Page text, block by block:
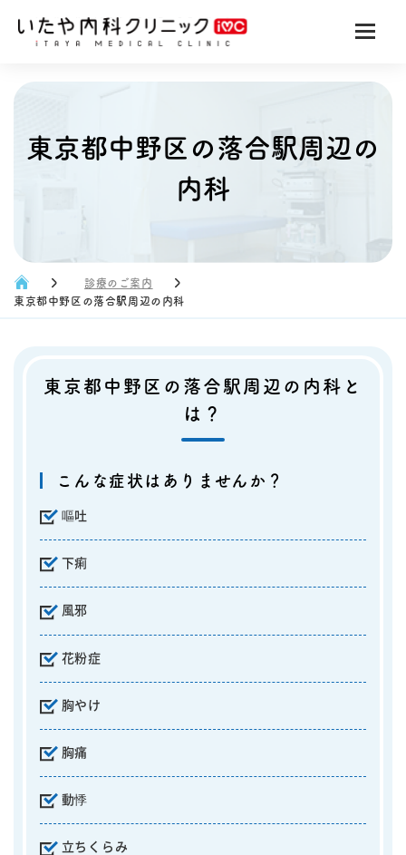
東京都中野区の落合駅周辺の
内科
診療のご案内
東京都中野区の落合駅周辺の内科
東京都中野区の落合駅周辺の内科と
は？
こんな症状はありませんか？
嘔吐
下痢
風邪
花粉症
胸やけ
胸痛
動悸
立ちくらみ